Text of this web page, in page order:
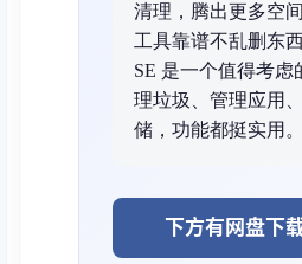
清理，腾出更多空
工具靠谱不乱删东
SE 是一个值得考虑
理垃圾、管理应用
储，功能都挺实用。
下方有网盘下